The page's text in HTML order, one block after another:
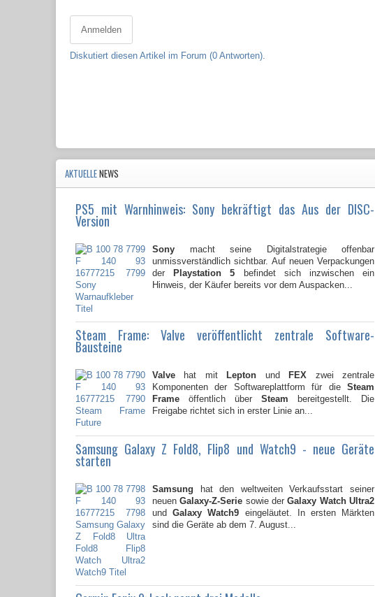
Anmelden
Diskutiert diesen Artikel im Forum (0 Antworten).
AKTUELLENEWS
PS5 mit Warnhinweis: Sony bekräftigt das Aus der DISC-
Version
Sony macht seine Digitalstrategie offenbar
unmissverständlich sichtbar. Auf neuen Verpackungen
der
Playstation 5 befindet sich inzwischen ein
Hinweis, der Käufer bereits vor dem Auspacken...
Steam Frame: Valve veröffentlicht zentrale Software-
Bausteine
Valve hat mit Lepton und FEX zwei zentrale
Komponenten der Softwareplattform für die Steam
Frame öffentlich über Steam bereitgestellt. Die
Freigabe richtet sich in erster Linie an...
Samsung Galaxy Z Fold8, Flip8 und Watch9 - neue Geräte
starten
Samsung hat den weltweiten Verkaufsstart seiner
neuenGalaxy-Z-Serie sowie der Galaxy Watch Ultra2
undGalaxy Watch9 eingeläutet. In ersten Märkten
sind die Geräte ab dem 7. August...